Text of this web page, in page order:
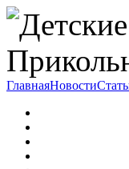
ГлавнаяНовости